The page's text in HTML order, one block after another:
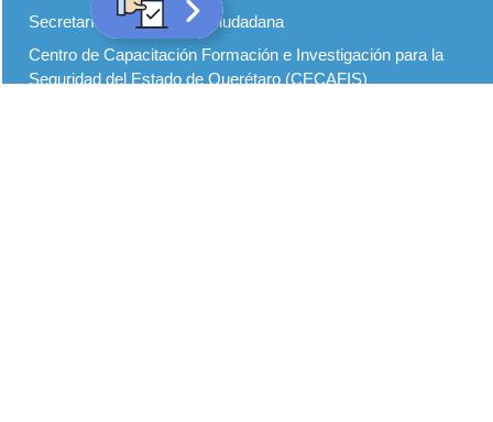
Secretaría de Seguridad Ciudadana
Centro de Capacitación Formación e Investigación para la
Seguridad del Estado de Querétaro (CECAFIS)